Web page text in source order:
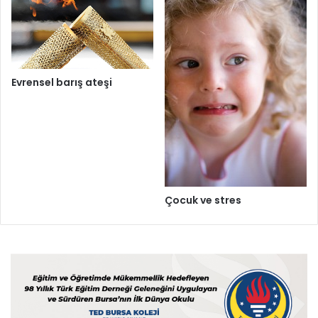
Evrensel barış ateşi
Çocuk ve stres